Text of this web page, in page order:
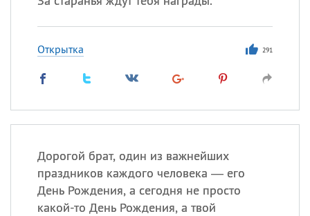
Открытка 291
Дорогой брат, один из важнейших
праздников каждого человека — его
День Рождения, а сегодня не просто
какой-то День Рождения, а твой